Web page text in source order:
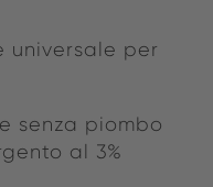
universale per
senza piombo
al 3%